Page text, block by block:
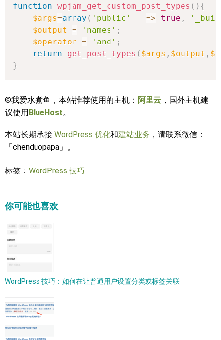
function wpjam_get_custom_post_types ( ) {
$args=array ( 'public' => true ,
$output
= 'names' ;
$operator = 'and' ;
return
get_post_types ( $args , $output ,
}
©我爱水煮鱼，本站推荐使用的主机： 阿里云 ，国外主机建
议使用BlueHost。
本站长期承接 WordPress 优化和建站业务 ，请联系微信：
「chenduopapa」。
标签： WordPress 技巧
你可能也喜欢
WordPress 技巧：如何在让普通用户设置分类或标签关联